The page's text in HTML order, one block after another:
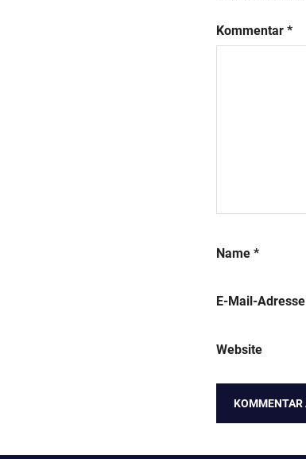
Kommentar *
Name *
E-Mail-Adresse
Website